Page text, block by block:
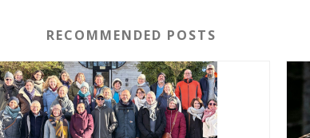
RECOMMENDED POSTS